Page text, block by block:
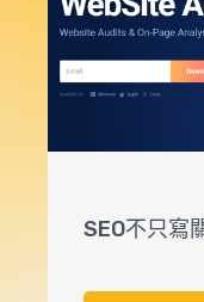
SEO不只寫